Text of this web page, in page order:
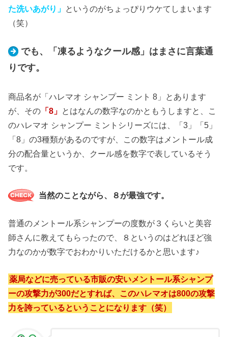
た洗いあがり」 というのがちょっぴりウケてしまいます
（笑）
でも、「凍るようなクール感」はまさに言葉通
りです。
商品名が「ハレマオ シャンプー ミント 8」とあります
が、その 「8」 とはなんの数字なのかともうしますと、こ
のハレマオ シャンプー ミントシリーズには、「3」「5」
「8」の3種類があるのですが、この数字はメントール成
分の配合量というか、クール感を数字で表しているそう
です。
当然のことながら、８が最強です。
普通のメントール系シャンプーの度数が３くらいと美容
師さんに教えてもらったので、８というのはどれほど強
力なのかが数字でおわかりいただけるかと思います♪
薬局などに売っている市販の安いメントール系シャンプ
ーの攻撃力が300だとすれば、このハレマオは800の攻撃
力を誇っているということになります（笑）